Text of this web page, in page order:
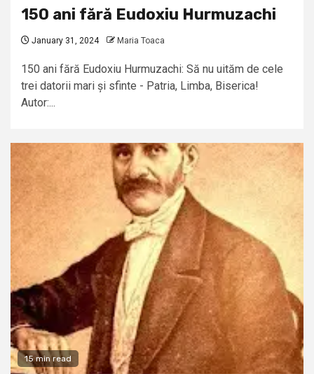
150 ani fără Eudoxiu Hurmuzachi
January 31, 2024 Maria Toaca
150 ani fără Eudoxiu Hurmuzachi: Să nu uităm de cele
trei datorii mari și sfinte - Patria, Limba, Biserica!
Autor:...
15 min read